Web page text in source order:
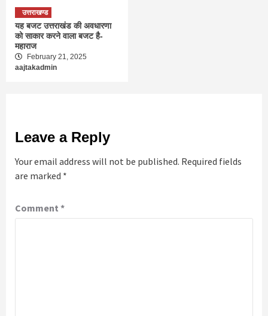
उत्तराखण्ड
यह बजट उत्तराखंड की अवधारणा
को साकार करने वाला बजट है-
महाराज
February 21, 2025
aajtakadmin
Leave a Reply
Your email address will not be published. Required fields
are marked *
Comment *